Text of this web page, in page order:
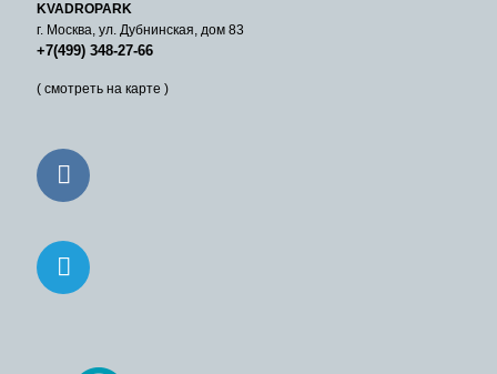
KVADROPARK
г. Москва, ул. Дубнинская, дом 83
+7(499) 348-27-66
( смотреть на карте )